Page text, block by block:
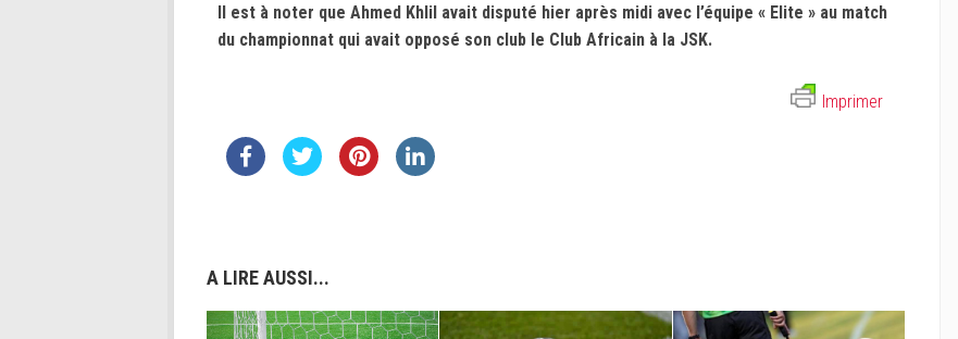
Il est à noter que Ahmed Khlil avait disputé hier après midi avec l’équipe « Elite » au match
du championnat qui avait opposé son club le Club Africain à la JSK.
Imprimer
A LIRE AUSSI...